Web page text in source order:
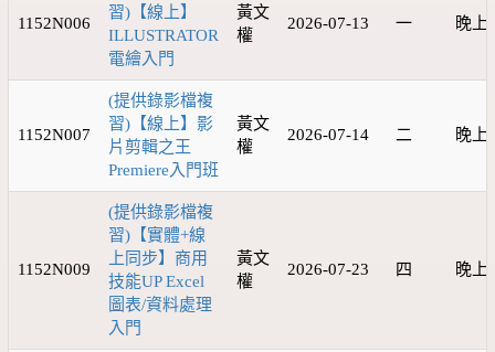
1152N006
習)【線上】
ILLUSTRATOR
電繪入門
黃文
權
2026-07-13 一 晚上
1152N007
(提供錄影檔複
習)【線上】影
片剪輯之王
Premiere入門班
黃文
權
2026-07-14 二 晚上
1152N009
(提供錄影檔複
習)【實體+線
上同步】商用
技能UP Excel
圖表/資料處理
入門
黃文
權
2026-07-23 四 晚上